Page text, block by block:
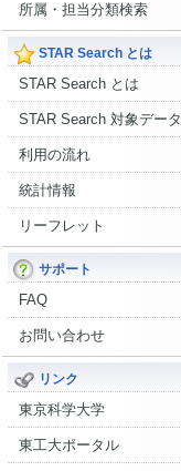
所属・担当分類検索
STAR Search とは
STAR Search とは
STAR Search 対象データ
利用の流れ
統計情報
リーフレット
サポート
FAQ
お問い合わせ
リンク
東京科学大学
東工大ポータル